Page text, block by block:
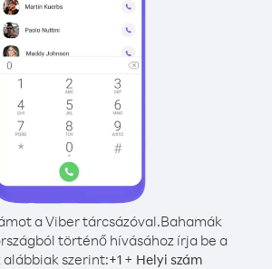
a Viber tárcsázóval.Bahamák
történő hívásához írja be a
alábbiak szerint:+1+ Helyi szám